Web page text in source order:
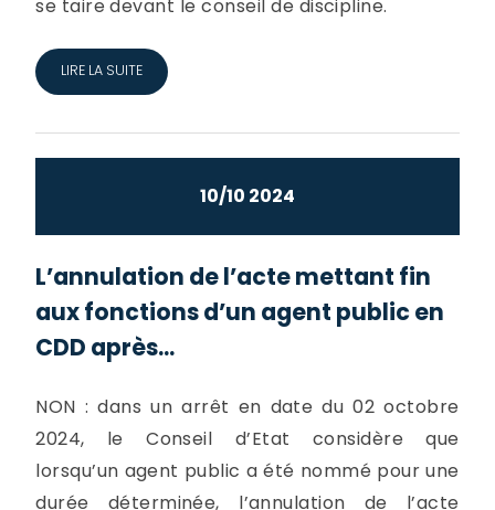
se taire devant le conseil de discipline.
LIRE LA SUITE
10/10 2024
L’annulation de l’acte mettant fin
aux fonctions d’un agent public en
CDD après...
NON : dans un arrêt en date du 02 octobre
2024, le Conseil d’Etat considère que
lorsqu’un agent public a été nommé pour une
durée déterminée, l’annulation de l’acte